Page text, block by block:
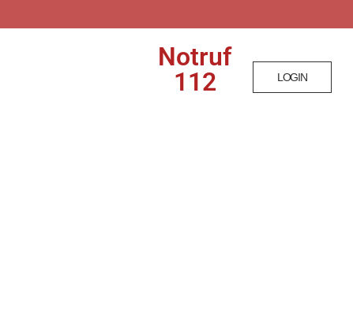
Notruf
112
LOGIN